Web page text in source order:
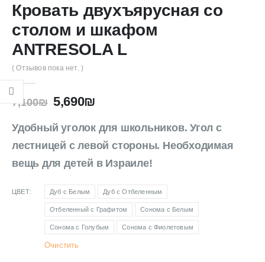
Кровать двухъярусная со
столом и шкафом
ANTRESOLA L
( Отзывов пока нет. )
7,100₪ 5,690₪
Удобный уголок для школьников. Угол с
лестницей с левой стороны. Необходимая
вещь для детей в Израиле!
ЦВЕТ Дуб с Белым Дуб с Отбеленным
Отбеленный с Графитом Сонома с Белым
Сонома с Голубым Сонома с Фиолетовым
Очистить